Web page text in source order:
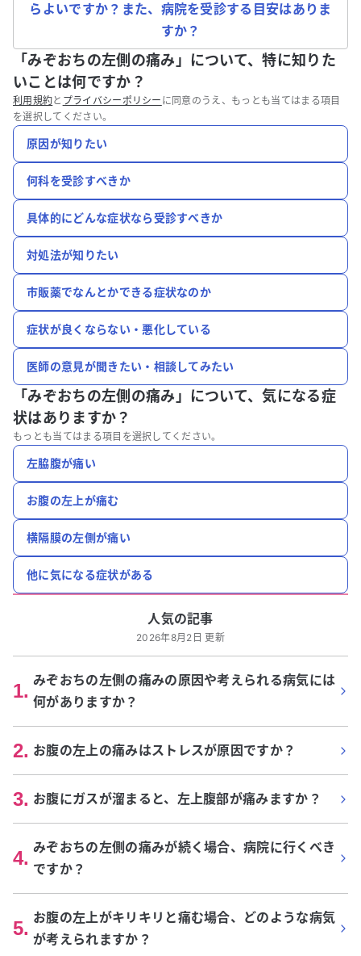
らよいですか？また、病院を受診する目安はありま
すか？
「みぞおちの左側の痛み」について、特に知りた
いことは何ですか？
利用規約と プライバシーポリシー に同意のうえ、もっとも当てはまる項目
を選択してください。
原因が知りたい
何科を受診すべきか
具体的にどんな症状なら受診すべきか
対処法が知りたい
市販薬でなんとかできる症状なのか
症状が良くならない・悪化している
医師の意見が聞きたい・相談してみたい
「みぞおちの左側の痛み」について、気になる症
状はありますか？
もっとも当てはまる項目を選択してください。
左脇腹が痛い
お腹の左上が痛む
横隔膜の左側が痛い
他に気になる症状がある
人気の記事
2026年8月2日 更新
1. みぞおちの左側の痛みの原因や考えられる病気には
何がありますか？
2. お腹の左上の痛みはストレスが原因ですか？
3. お腹にガスが溜まると、左上腹部が痛みますか？
4. みぞおちの左側の痛みが続く場合、病院に行くべき
ですか？
5. お腹の左上がキリキリと痛む場合、どのような病気
が考えられますか？